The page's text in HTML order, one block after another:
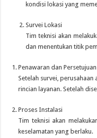
kondisi lokasi yang
Survei Lokasi
Tim teknisi akan
dan menentukan titik
Penawaran dan Persetujuan
Setelah survei,
rincian layanan. Setelah
Proses Instalasi
Tim teknisi akan
keselamatan yang berlaku.